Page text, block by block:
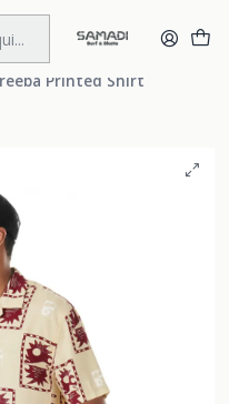
e Espanha
Printed Shirt